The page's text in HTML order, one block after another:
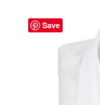
Save